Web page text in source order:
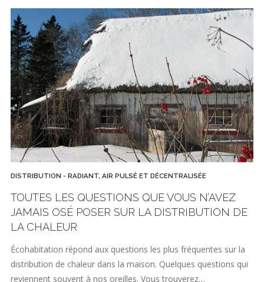
DISTRIBUTION - RADIANT, AIR PULSÉ ET DÉCENTRALISÉE
TOUTES LES QUESTIONS QUE VOUS N’AVEZ
JAMAIS OSÉ POSER SUR LA DISTRIBUTION DE
LA CHALEUR
Écohabitation répond aux questions les plus fréquentes sur la
distribution de chaleur dans la maison. Quelques questions qui
reviennent souvent à nos oreilles. Vous trouverez…